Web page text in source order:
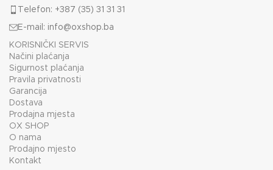
Telefon: +387 (35) 31 31 31
E-mail: info@oxshop.ba
KORISNIČKI SERVIS
Načini plaćanja
Sigurnost plaćanja
Pravila privatnosti
Garancija
Dostava
Prodajna mjesta
OX SHOP
O nama
Prodajno mjesto
Kontakt